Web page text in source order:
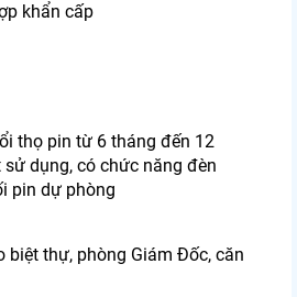
khẩn cấp
thọ pin từ 6 tháng đến 12
dụng, có chức năng đèn
pin dự phòng
biệt thự, phòng Giám Đốc, căn